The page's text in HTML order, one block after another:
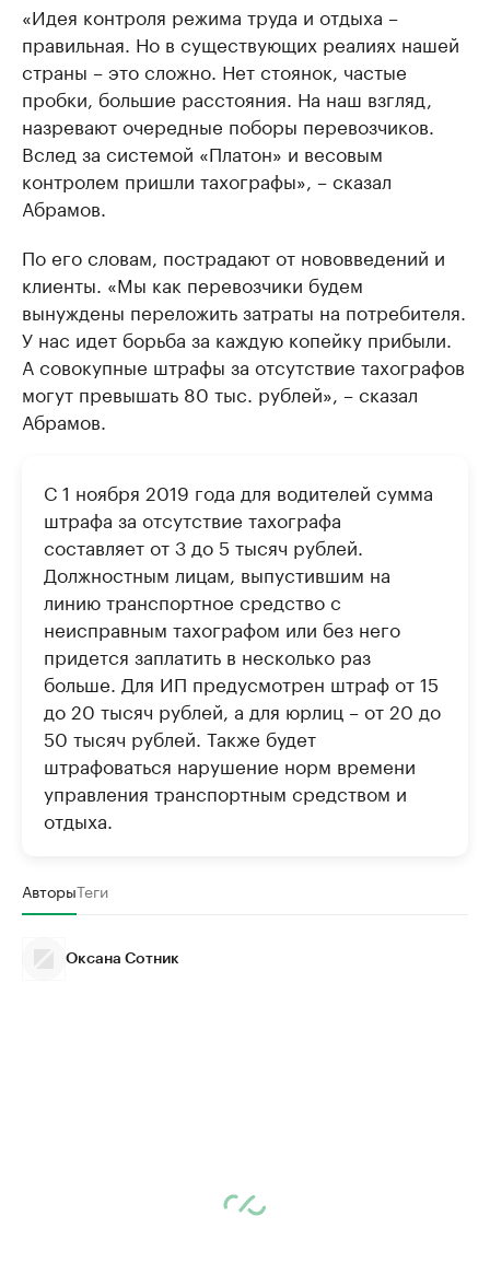
«Идея контроля режима труда и отдыха –
правильная. Но в существующих реалиях нашей
страны – это сложно. Нет стоянок, частые
пробки, большие расстояния. На наш взгляд,
назревают очередные поборы перевозчиков.
Вслед за системой «Платон» и весовым
контролем пришли тахографы», – сказал
Абрамов.
По его словам, пострадают от нововведений и
клиенты. «Мы как перевозчики будем
вынуждены переложить затраты на потребителя.
У нас идет борьба за каждую копейку прибыли.
А совокупные штрафы за отсутствие тахографов
могут превышать 80 тыс. рублей», – сказал
Абрамов.
С 1 ноября 2019 года для водителей сумма
штрафа за отсутствие тахографа
составляет от 3 до 5 тысяч рублей.
Должностным лицам, выпустившим на
линию транспортное средство с
неисправным тахографом или без него
придется заплатить в несколько раз
больше. Для ИП предусмотрен штраф от 15
до 20 тысяч рублей, а для юрлиц – от 20 до
50 тысяч рублей. Также будет
штрафоваться нарушение норм времени
управления транспортным средством и
отдыха.
АвторыТеги
Оксана Сотник